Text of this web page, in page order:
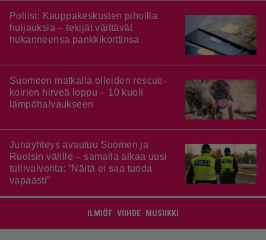
Poliisi: Kauppakeskusten pihoilla
huijauksia – tekijät väittävät
hukanneensa pankkikorttinsa
Suomeen matkalla olleiden rescue-
koirien hirveä loppu – 10 kuoli
lämpöhalvaukseen
Junayhteys avautuu Suomen ja
Ruotsin välille – samalla alkaa uusi
tullivalvonta: ”Näitä ei saa tuoda
vapaasti”
ILMIÖT VIIHDE MUSIIKKI